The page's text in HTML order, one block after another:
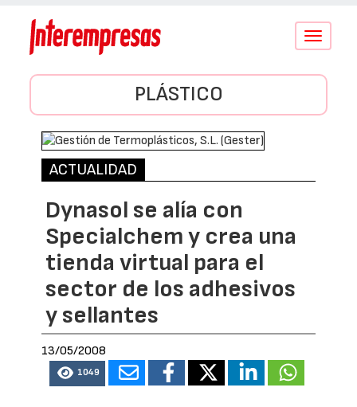
Conmutar
PLÁSTICO
ACTUALIDAD
Dynasol se alía con
Specialchem y crea una
tienda virtual para el
sector de los adhesivos
y sellantes
13/05/2008
1049